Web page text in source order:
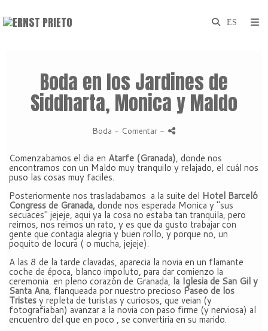
Boda en los Jardines de
Siddharta, Monica y Maldo
Boda - Comentar -
Comenzabamos el dia en Atarfe (Granada), donde nos
encontramos con un Maldo muy tranquilo y relajado, el cuál nos
puso las cosas muy faciles.
Posteriormente nos trasladabamos a la suite del Hotel Barceló
Congress de Granada, donde nos esperada Monica y "sus
secuaces" jejeje, aqui ya la cosa no estaba tan tranquila, pero
reirnos, nos reimos un rato, y es que da gusto trabajar con
gente que contagia alegria y buen rollo, y porque no, un
poquito de locura ( o mucha, jejeje).
A las 8 de la tarde clavadas, aparecia la novia en un flamante
coche de época, blanco impoluto, para dar comienzo la
ceremonia en pleno corazón de Granada, la Iglesia de San Gil y
Santa Ana, flanqueada por nuestro precioso Paseo de los
Tristesy repleta de turistas y curiosos, que veian (y
fotografiaban) avanzar a la novia con paso firme (y nerviosa) al
encuentro del que en poco , se convertiria en su marido.